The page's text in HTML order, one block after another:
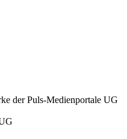
der Puls-Medienportale UG